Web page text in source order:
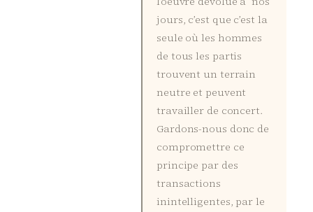
jours, c’est que c’est la
seule où les hommes
de tous les partis
trouvent un terrain
neutre et peuvent
travailler de concert.
Gardons-nous donc de
compromettre ce
principe par des
transactions
inintelligentes, par le